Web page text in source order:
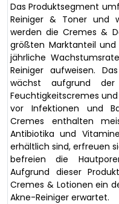
Das Produktsegment
Reiniger & Toner und
werden die Cremes &
größten Marktanteil
jährliche
Reiniger aufweisen.
wächst aufgrund
Feuchtigkeitscremes
vor Infektionen und
Cremes enthalten
Antibiotika und
erhältlich sind, erfreuen
befreien die
Aufgrund dieser
Cremes & Lotionen ein
Akne-Reiniger erwartet.